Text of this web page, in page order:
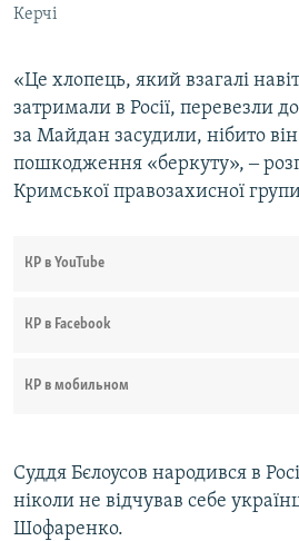
Керчі
«Це хлопець, який взагалі
затримали в Росії, перевезли
за Майдан засудили, нібито він
пошкодження «беркуту», ‒
Кримської правозахисної
КР в YouTube
КР в Facebook
КР в мобильном
Суддя Бєлоусов народився в
ніколи не відчував себе
Шофаренко.